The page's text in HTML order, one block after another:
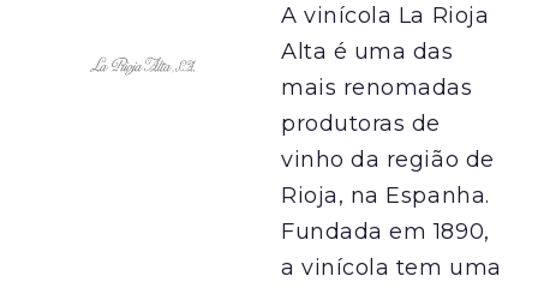
A vinícola La Rioja
Alta é uma das
mais renomadas
produtoras de
vinho da região de
Rioja, na Espanha.
Fundada em 1890,
a vinícola tem uma